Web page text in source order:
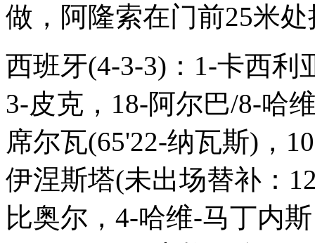
做，阿隆索在门前25米
西班牙(4-3-3)：1-卡西利
3-皮克，18-阿尔巴/8-哈
席尔瓦(65'22-纳瓦斯)，
伊涅斯塔(未出场替补：
比奥尔，4-哈维-马丁内